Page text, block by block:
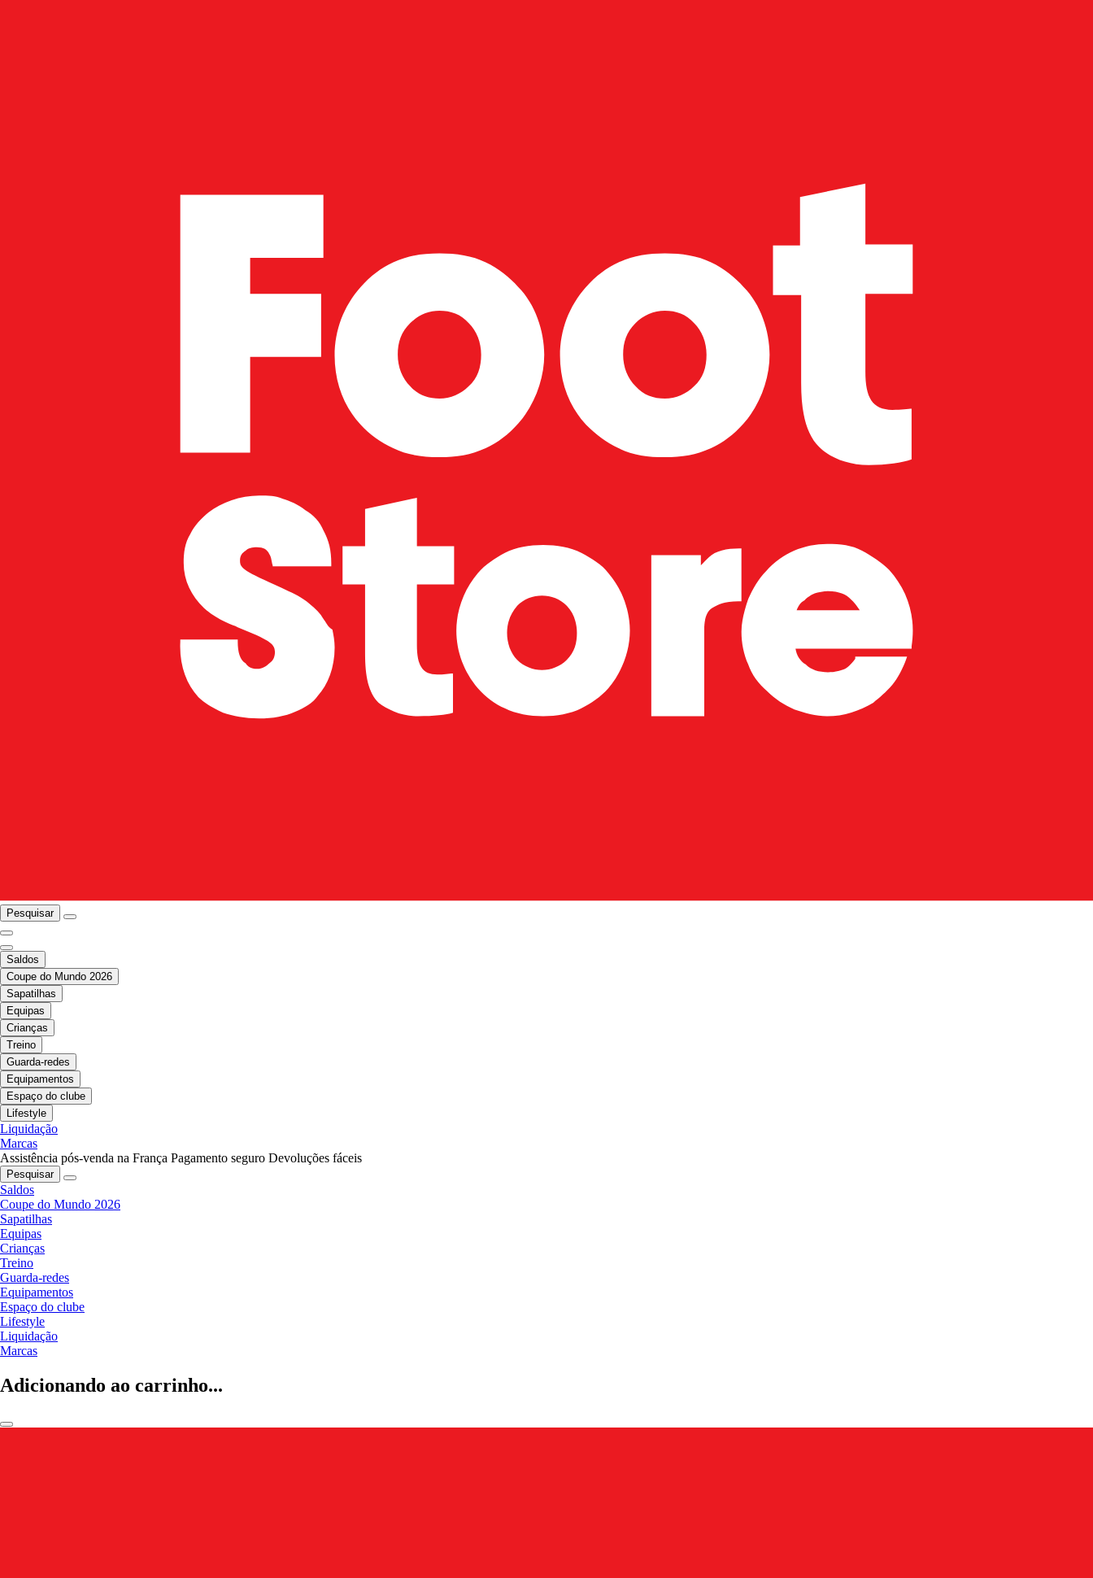
Pesquisar
Saldos
Coupe do Mundo 2026
Sapatilhas
Equipas
Crianças
Treino
Guarda-redes
Equipamentos
Espaço do clube
Lifestyle
Liquidação
Marcas
Assistência pós-venda na França Pagamento seguro Devoluções fáceis
Pesquisar
Saldos
Coupe do Mundo 2026
Sapatilhas
Equipas
Crianças
Treino
Guarda-redes
Equipamentos
Espaço do clube
Lifestyle
Liquidação
Marcas
Adicionando ao carrinho...